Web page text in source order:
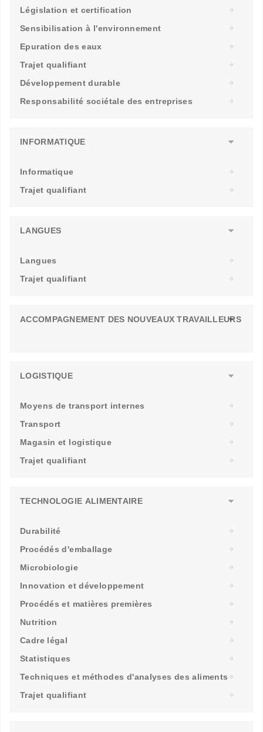
Législation et certification
Sensibilisation à l'environnement
Epuration des eaux
Trajet qualifiant
Développement durable
Responsabilité sociétale des entreprises
INFORMATIQUE
Informatique
Trajet qualifiant
LANGUES
Langues
Trajet qualifiant
ACCOMPAGNEMENT DES NOUVEAUX TRAVAILLEURS
LOGISTIQUE
Moyens de transport internes
Transport
Magasin et logistique
Trajet qualifiant
TECHNOLOGIE ALIMENTAIRE
Durabilité
Procédés d'emballage
Microbiologie
Innovation et développement
Procédés et matières premières
Nutrition
Cadre légal
Statistiques
Techniques et méthodes d'analyses des aliments
Trajet qualifiant